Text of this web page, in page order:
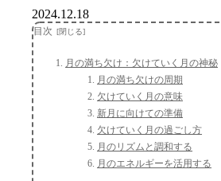
2024.12.18
目次
月の満ち欠け：欠けていく月の神秘
月の満ち欠けの周期
欠けていく月の意味
新月に向けての準備
欠けていく月の過ごし方
月のリズムと調和する
月のエネルギーを活用する